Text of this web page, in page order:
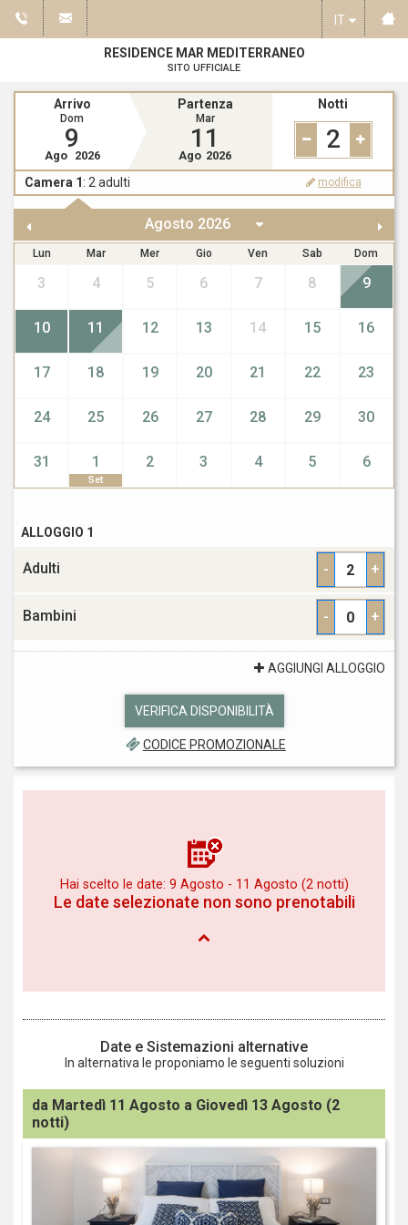
RESIDENCE MAR MEDITERRANEO
SITO UFFICIALE
IT
Arrivo
Dom
9
Ago 2026
Partenza
Mar
11
Ago 2026
Notti
2
Camera 1 : 2 adulti modifica
Lun Mar Mer Gio Ven Sab Dom
3 4 5 6 7 8 9
10 11 12 13 14 15 16
17 18 19 20 21 22 23
24 25 26 27 28 29 30
31 1
Set
2 3 4 5 6
ALLOGGIO 1
Adulti - +
Bambini - +
AGGIUNGI ALLOGGIO
VERIFICA DISPONIBILITÀ
CODICE PROMOZIONALE
Hai scelto le date: 9 Agosto - 11 Agosto (2 notti)
Le date selezionate non sono prenotabili
Date e Sistemazioni alternative
In alternativa le proponiamo le seguenti soluzioni
da Martedì 11 Agosto a Giovedì 13 Agosto (2
notti)